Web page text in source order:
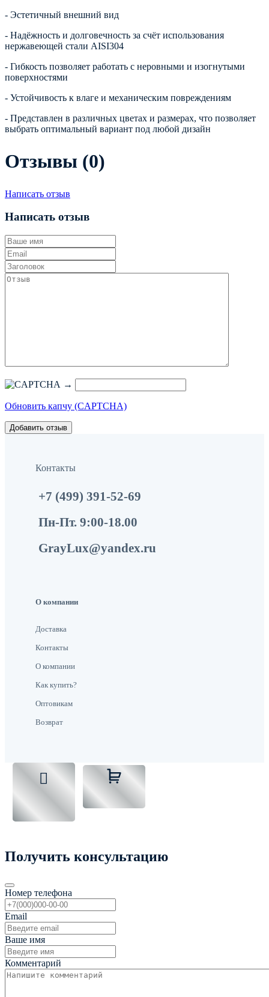
- Эстетичный внешний вид
- Надёжность и долговечность за счёт использования
нержавеющей стали AISI304
- Гибкость позволяет работать с неровными и изогнутыми
поверхностями
- Устойчивость к влаге и механическим повреждениям
- Представлен в различных цветах и размерах, что позволяет
выбрать оптимальный вариант под любой дизайн
Отзывы (0)
Написать отзыв
Написать отзыв
→
Обновить капчу (CAPTCHA)
Контакты
+7 (499) 391-52-69
Пн-Пт. 9:00-18.00
GrayLux@yandex.ru
О компании
Доставка
Контакты
О компании
Как купить?
Оптовикам
Возврат
Получить консультацию
Номер телефона
Email
Ваше имя
Комментарий